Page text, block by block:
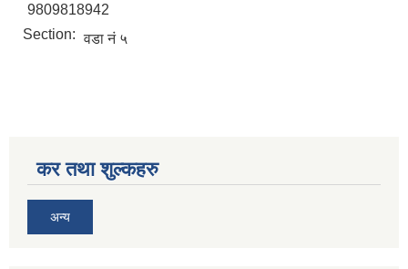
9809818942
Section: वडा नं ५
कर तथा शुल्कहरु
अन्य